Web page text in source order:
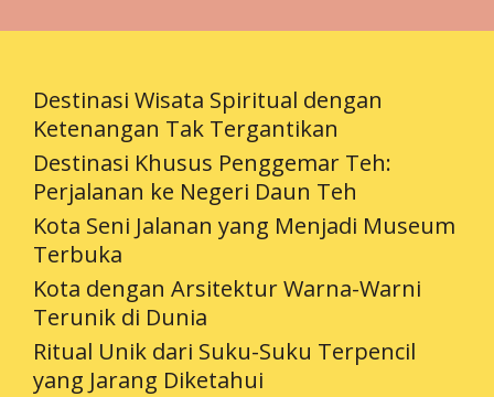
Destinasi Wisata Spiritual dengan
Ketenangan Tak Tergantikan
Destinasi Khusus Penggemar Teh:
Perjalanan ke Negeri Daun Teh
Kota Seni Jalanan yang Menjadi Museum
Terbuka
Kota dengan Arsitektur Warna-Warni
Terunik di Dunia
Ritual Unik dari Suku-Suku Terpencil
yang Jarang Diketahui